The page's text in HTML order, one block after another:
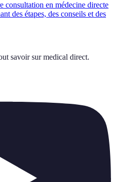
consultation en médecine directe
des étapes, des conseils et des
savoir sur medical direct.